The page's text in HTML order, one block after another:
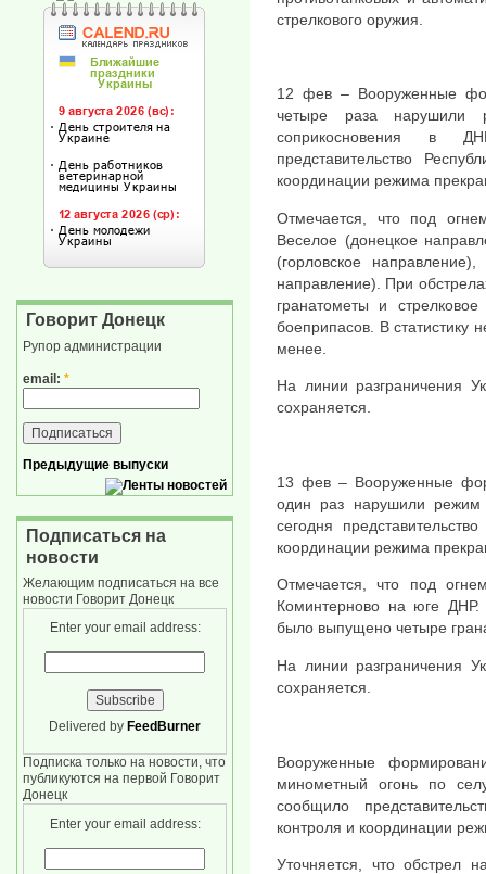
стрелкового оружия.
12 фев – Вооруженные
четыре раза нарушили
соприкосновения в
представительство
координации режима
Отмечается, что под
Веселое (донецкое
(горловское
направление). При
гранатометы и
боеприпасов. В статистику
менее.
На линии разграничения
сохраняется.
13 фев – Вооруженные
один раз нарушили
сегодня
координации режима
Отмечается, что под
Коминтерново на юге ДНР.
было выпущено четыре
На линии разграничения
сохраняется.
Вооруженные
минометный огонь по
сообщило
контроля и координации
Уточняется, что обстрел
Говорит Донецк
Рупор администрации
email: *
Предыдущие выпуски
Подписаться на
новости
Желающим подписаться на все
новости Говорит Донецк
Enter your email address:
Delivered by FeedBurner
Подписка только на новости, что
публикуются на первой Говорит
Донецк
Enter your email address: